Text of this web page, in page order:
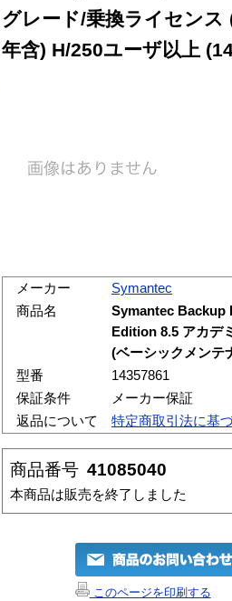
グレード/乗換ライセン
年含) H/250ユーザ以上
メーカー
Symantec
商品名
Symantec Backup
Edition 8.5 アカデ
(ベーシックメンテ
型番
14357861
保証条件
メーカー保証
返品について
特定商取引法に基
商品番号 41085040
本商品は販売を終了しました
このページを印刷する